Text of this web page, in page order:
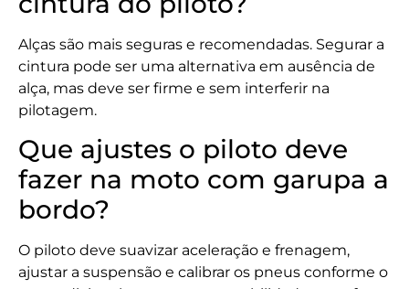
Alças são mais seguras e recomendadas. Segurar a
cintura pode ser uma alternativa em ausência de
alça, mas deve ser firme e sem interferir na
pilotagem.
Que ajustes o piloto deve
fazer na moto com garupa a
bordo?
O piloto deve suavizar aceleração e frenagem,
ajustar a suspensão e calibrar os pneus conforme o